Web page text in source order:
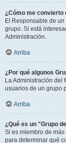
¿Cómo me convierto
El Responsable de
grupo. Si está
Administración.
Arriba
¿Por qué algunos
La Administración del
usuarios de un grupo
Arriba
¿Qué es un "Grupo
Si es miembro de
para determinar qué